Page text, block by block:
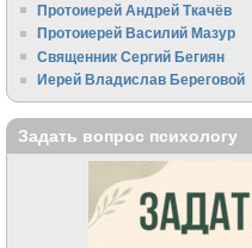
Протоиерей Андрей Ткачёв
Протоиерей Василий Мазур
Священник Сергий Бегиян
Иерей Владислав Береговой
Задать вопрос психологу